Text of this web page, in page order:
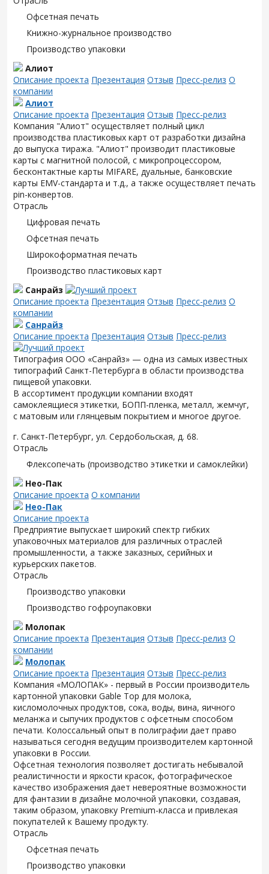
Офсетная печать
Книжно-журнальное производство
Производство упаковки
Алиот
Описание проекта Презентация Отзыв Пресс-релиз О
компании
Алиот
Описание проекта Презентация Отзыв Пресс-релиз
Компания "Алиот" осуществляет полный цикл
производства пластиковых карт от разработки дизайна
до выпуска тиража. "Алиот" производит пластиковые
карты с магнитной полосой, с микропроцессором,
бесконтактные карты MIFARE, дуальные, банковские
карты EMV-стандарта и т.д., а также осуществляет печать
pin-конвертов.
Отрасль
Цифровая печать
Офсетная печать
Широкоформатная печать
Производство пластиковых карт
Санрайз
Описание проекта Презентация Отзыв Пресс-релиз О
компании
Санрайз
Описание проекта Презентация Отзыв Пресс-релиз
Типография ООО «Санрайз» — одна из самых известных
типографий Санкт-Петербурга в области производства
пищевой упаковки.
В ассортимент продукции компании входят
самоклеящиеся этикетки, БОПП-пленка, металл, жемчуг,
с матовым или глянцевым покрытием и многое другое.
г. Санкт-Петербург, ул. Сердобольская, д. 68.
Отрасль
Флексопечать (производство этикетки и самоклейки)
Нео-Пак
Описание проекта О компании
Нео-Пак
Описание проекта
Предприятие выпускает широкий спектр гибких
упаковочных материалов для различных отраслей
промышленности, а также заказных, серийных и
курьерских пакетов.
Отрасль
Производство упаковки
Производство гофроупаковки
Молопак
Описание проекта Презентация Отзыв Пресс-релиз О
компании
Молопак
Описание проекта Презентация Отзыв Пресс-релиз
Компания «МОЛОПАК» - первый в России производитель
картонной упаковки Gable Top для молока,
кисломолочных продуктов, сока, воды, вина, яичного
меланжа и сыпучих продуктов с офсетным способом
печати. Колоссальный опыт в полиграфии дает право
называться сегодня ведущим производителем картонной
упаковки в России.
Офсетная технология позволяет достигать небывалой
реалистичности и яркости красок, фотографическое
качество изображения дает невероятные возможности
для фантазии в дизайне молочной упаковки, создавая,
таким образом, упаковку Premium-класса и привлекая
покупателей к Вашему продукту.
Отрасль
Офсетная печать
Производство упаковки